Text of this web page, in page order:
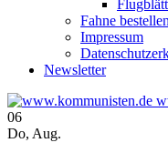
Fahne bestellen
Impressum
Newsletter
06
Do, Aug.